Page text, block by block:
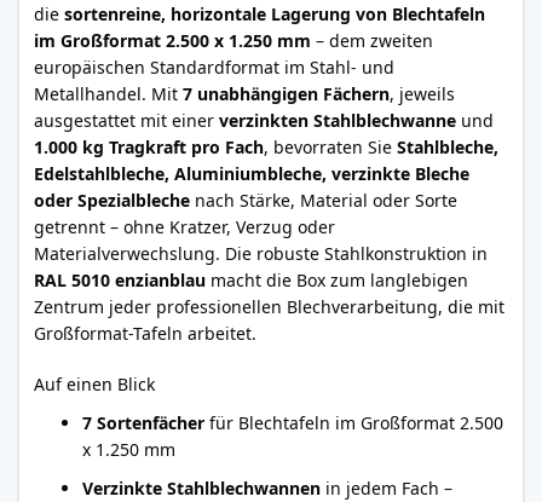
die sortenreine, horizontale Lagerung von Blechtafeln
im Großformat 2.500 x 1.250 mm – dem zweiten
europäischen Standardformat im Stahl- und
Metallhandel. Mit 7 unabhängigen Fächern, jeweils
ausgestattet mit einer verzinkten Stahlblechwanne und
1.000 kg Tragkraft pro Fach, bevorraten Sie Stahlbleche,
Edelstahlbleche, Aluminiumbleche, verzinkte Bleche
oder Spezialbleche nach Stärke, Material oder Sorte
getrennt – ohne Kratzer, Verzug oder
Materialverwechslung. Die robuste Stahlkonstruktion in
RAL 5010 enzianblau macht die Box zum langlebigen
Zentrum jeder professionellen Blechverarbeitung, die mit
Großformat-Tafeln arbeitet.
Auf einen Blick
7 Sortenfächer für Blechtafeln im Großformat 2.500
x 1.250 mm
Verzinkte Stahlblechwannen in jedem Fach –